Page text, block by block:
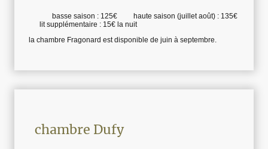
basse saison : 125€ haute saison (juillet août) : 135€
lit supplémentaire : 15€ la nuit
la chambre Fragonard est disponible de juin à septembre.
chambre Dufy